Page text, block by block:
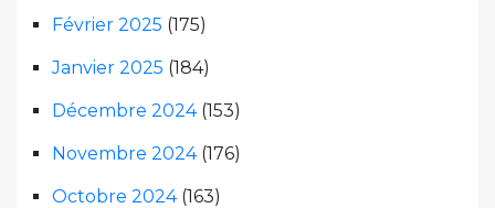
Février 2025 (175)
Janvier 2025 (184)
Décembre 2024(153)
Novembre 2024(176)
Octobre 2024(163)